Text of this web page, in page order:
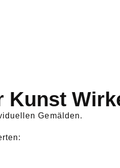
Kunst
Gemälden.